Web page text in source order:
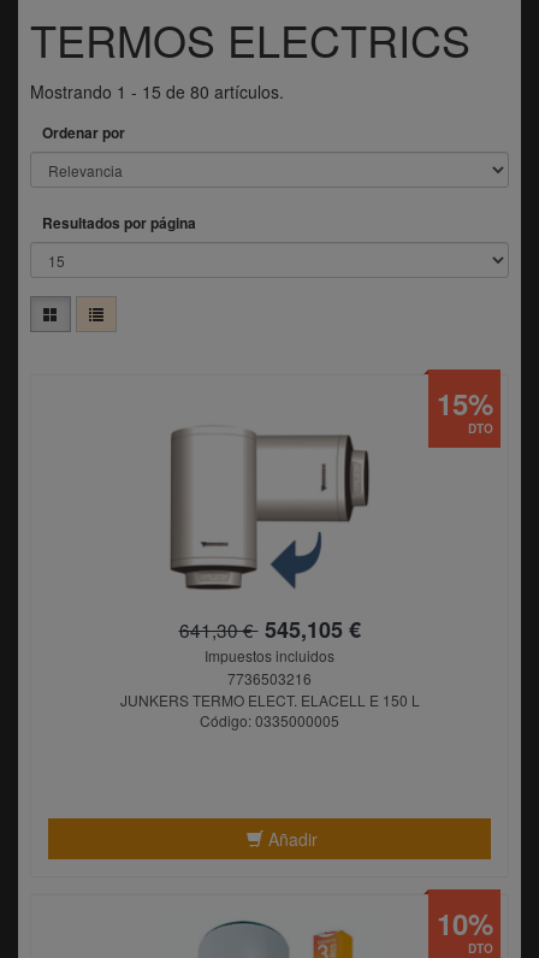
TERMOS ELECTRICS
Mostrando 1 - 15 de 80 artículos.
Ordenar por
Resultados por página
641,30 €545,105 €
Impuestos incluidos
7736503216
JUNKERS TERMO ELECT. ELACELL E 150 L
Código: 0335000005
Añadir
DTO
15%
DTO
10%